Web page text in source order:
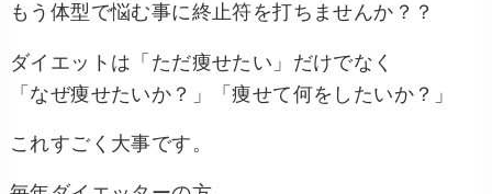
もう体型で悩む事に終止符を打ちませんか？？
ダイエットは「ただ痩せたい」だけでなく
「なぜ痩せたいか？」「痩せて何をしたいか？」
これすごく大事です。